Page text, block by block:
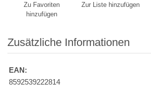
Zu Favoriten
hinzufügen
Zur Liste hinzufügen
Zusätzliche Informationen
EAN:
8592539222814